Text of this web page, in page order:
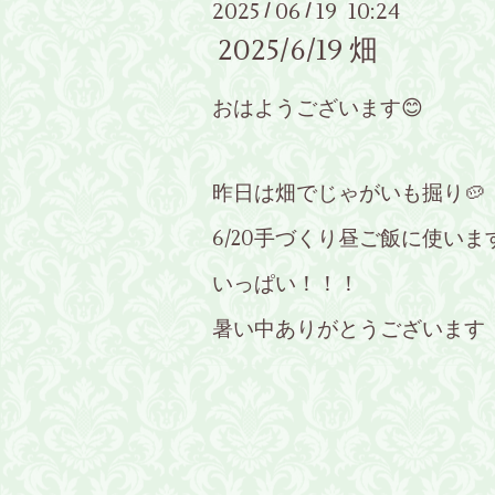
2025 / 06 / 19 10:24
2025/6/19 畑
おはようございます😊
昨日は畑でじゃがいも掘り🥔
6/20手づくり昼ご飯に使いま
いっぱい！！！
暑い中ありがとうございます